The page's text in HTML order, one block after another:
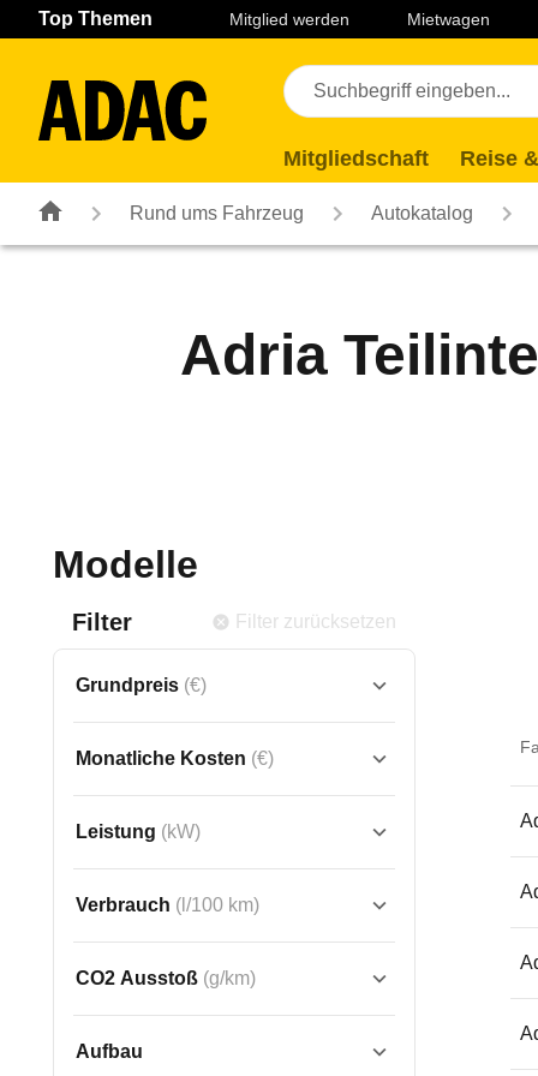
Navigation Seiteninhalt Fußzeile
Top Themen Mitglied werden Mietwagen
Mitgliedschaft Reise
Rund ums Fahrzeug Autokatalog
Adria
Modelle
Filter Filter zurücksetzen
Grundpreis (€)
Monatliche Kosten (€)
Leistung (kW)
Verbrauch (l/100 km)
CO2 Ausstoß (g/km)
Aufbau